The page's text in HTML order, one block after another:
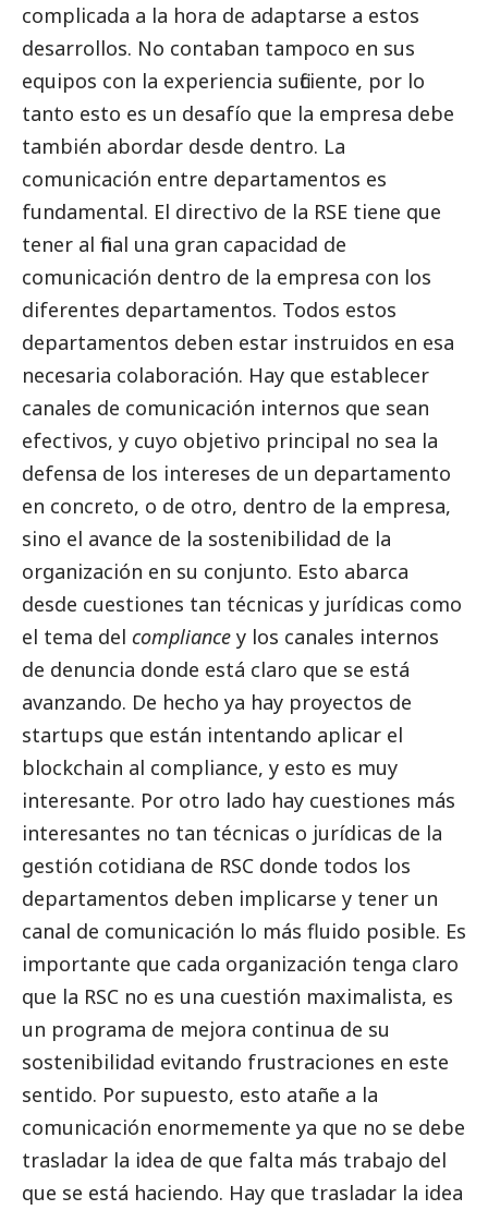
complicada a la hora de adaptarse a estos
desarrollos. No contaban tampoco en sus
equipos con la experiencia suficiente, por lo
tanto esto es un desafío que la empresa debe
también abordar desde dentro. La
comunicación entre departamentos es
fundamental. El directivo de la RSE tiene que
tener al final una gran capacidad de
comunicación dentro de la empresa con los
diferentes departamentos. Todos estos
departamentos deben estar instruidos en esa
necesaria colaboración. Hay que establecer
canales de comunicación internos que sean
efectivos, y cuyo objetivo principal no sea la
defensa de los intereses de un departamento
en concreto, o de otro, dentro de la empresa,
sino el avance de la sostenibilidad de la
organización en su conjunto. Esto abarca
desde cuestiones tan técnicas y jurídicas como
el tema del compliance y los canales internos
de denuncia donde está claro que se está
avanzando. De hecho ya hay proyectos de
startups que están intentando aplicar el
blockchain al compliance, y esto es muy
interesante. Por otro lado hay cuestiones más
interesantes no tan técnicas o jurídicas de la
gestión cotidiana de RSC donde todos los
departamentos deben implicarse y tener un
canal de comunicación lo más fluido posible. Es
importante que cada organización tenga claro
que la RSC no es una cuestión maximalista, es
un programa de mejora continua de su
sostenibilidad evitando frustraciones en este
sentido. Por supuesto, esto atañe a la
comunicación enormemente ya que no se debe
trasladar la idea de que falta más trabajo del
que se está haciendo. Hay que trasladar la idea